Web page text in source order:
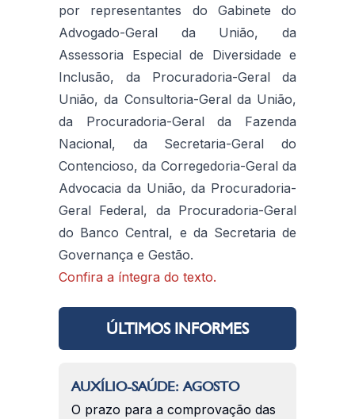
por representantes do Gabinete do
Advogado-Geral da União, da
Assessoria Especial de Diversidade e
Inclusão, da Procuradoria-Geral da
União, da Consultoria-Geral da União,
da Procuradoria-Geral da Fazenda
Nacional, da Secretaria-Geral do
Contencioso, da Corregedoria-Geral da
Advocacia da União, da Procuradoria-
Geral Federal, da Procuradoria-Geral
do Banco Central, e da Secretaria de
Governança e Gestão.
Confira a íntegra do texto.
ÚLTIMOS INFORMES
AUXÍLIO-SAÚDE: AGOSTO
O prazo para a comprovação das